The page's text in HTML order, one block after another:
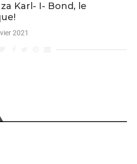
Karl- I- Bond, le
2021